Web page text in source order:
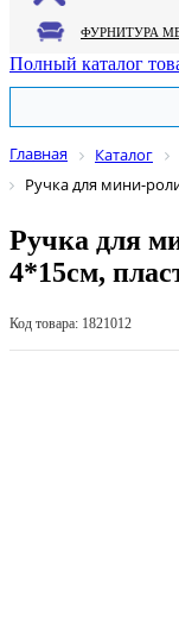
Полный каталог
Главная Каталог
Ручка для мини-
Ручка для
4*15см,
Код товара: 1821012